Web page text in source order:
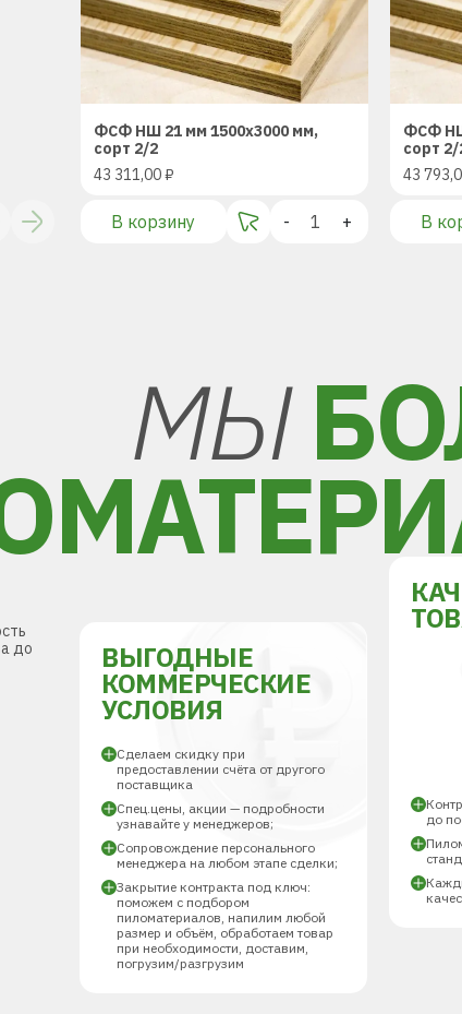
ФСФ НШ 21 мм 1500х3000 мм,
сорт 2/2
43 311,00₽
В корзину - +
ФСФ НШ
сорт 2/
43
В
МЫ
до
ВЫГОДНЫЕ
КОММЕРЧЕСКИЕ
УСЛОВИЯ
Сделаем скидку при
предоставлении счёта от другого
поставщика
Спец.цены, акции — подробности
узнавайте у менеджеров;
Сопровождение персонального
менеджера на любом этапе сделки;
Закрытие контракта под ключ:
поможем с подбором
пиломатериалов, напилим любой
размер и объём, обработаем товар
при необходимости, доставим,
погрузим/разгрузим
до